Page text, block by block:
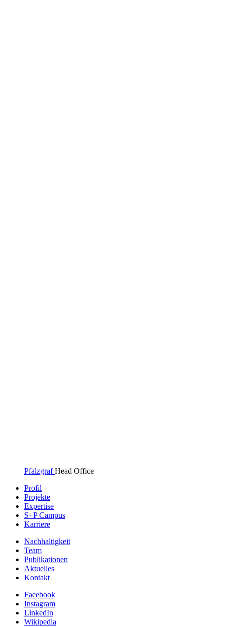
Pfalzgraf Head Office
Profil
Projekte
Expertise
S+P Campus
Karriere
Nachhaltigkeit
Team
Publikationen
Aktuelles
Kontakt
Facebook
Instagram
LinkedIn
Wikipedia